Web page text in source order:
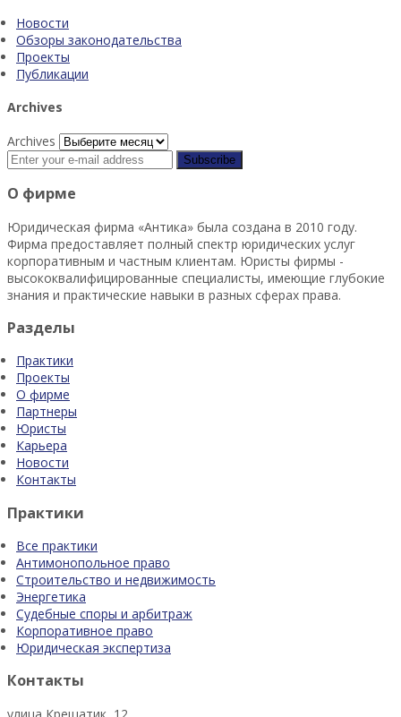
Новости
Обзоры законодательства
Проекты
Публикации
Archives
Archives
О фирме
Юридическая фирма «Антика» была создана в 2010 году.
Фирма предоставляет полный спектр юридических услуг
корпоративным и частным клиентам. Юристы фирмы -
высококвалифицированные специалисты, имеющие глубокие
знания и практические навыки в разных сферах права.
Разделы
Практики
Проекты
О фирме
Партнеры
Юристы
Карьера
Новости
Контакты
Практики
Все практики
Антимонопольное право
Строительство и недвижимость
Энергетика
Судебные споры и арбитраж
Корпоративное право
Юридическая экспертиза
Контакты